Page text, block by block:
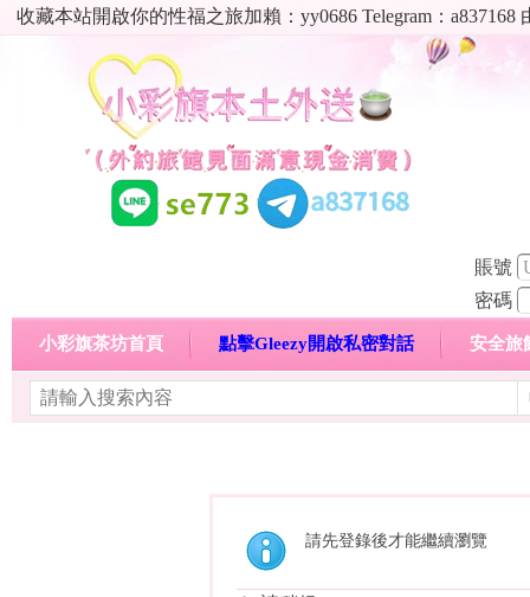
收藏本站開啟你的性福之旅加賴：yy0686 Telegram：
賬號
密碼
小彩旗茶坊首頁 點擊Gleezy開啟私密對話 安全旅
請先登錄後才能繼續瀏覽